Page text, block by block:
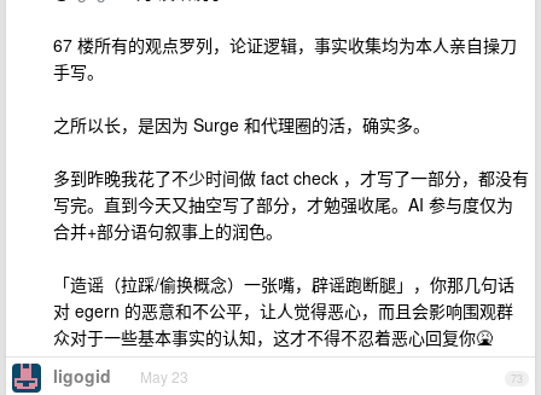
67 楼所有的观点罗列，论证逻辑，事实收集均为本人亲自操刀
手写。
之所以长，是因为 Surge 和代理圈的活，确实多。
多到昨晚我花了不少时间做 fact check ，才写了一部分，都没有
写完。直到今天又抽空写了部分，才勉强收尾。AI 参与度仅为
合并+部分语句叙事上的润色。
「造谣（拉踩/偷换概念）一张嘴，辟谣跑断腿」，你那几句话
对 egern 的恶意和不公平，让人觉得恶心，而且会影响围观群
众对于一些基本事实的认知，这才不得不忍着恶心回复你🤮
73
ligogid May 23